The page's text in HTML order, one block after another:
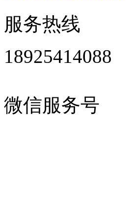
服务热线
18925414088
微信服务号